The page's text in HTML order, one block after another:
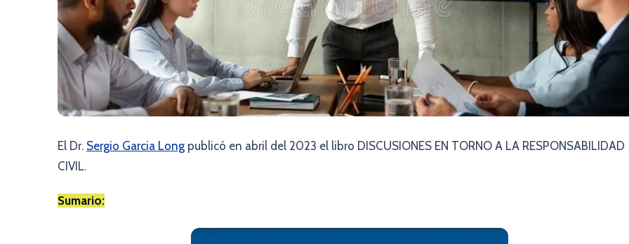
El Dr. Sergio Garcia Long publicó en abril del 2023 el libro DISCUSIONES EN TORNO A LA RESPONSABILIDAD
CIVIL.
Sumario: